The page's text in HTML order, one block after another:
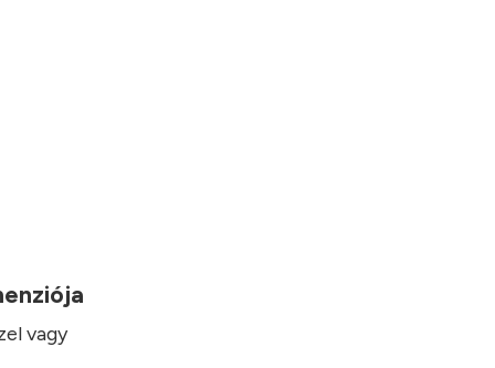
vagy